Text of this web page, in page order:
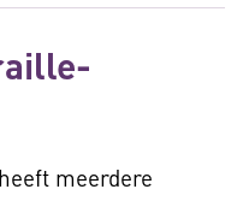
meerdere